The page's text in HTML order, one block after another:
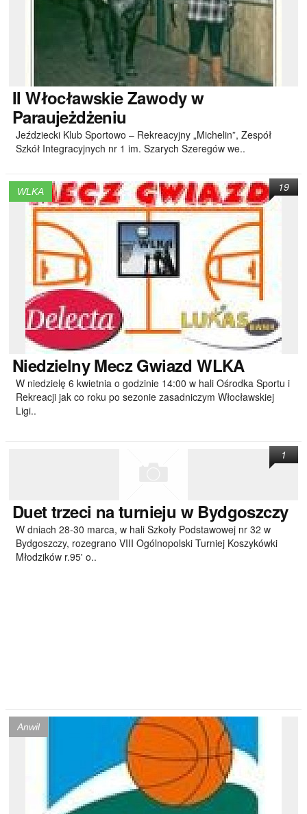
II Włocławskie Zawody w
Paraujeżdżeniu
Jeździecki Klub Sportowo – Rekreacyjny „Michelin”, Zespół
Szkół Integracyjnych nr 1 im. Szarych Szeregów we..
WLKA
NiedzielnyMecz Gwiazd WLKA
W niedzielę 6 kwietnia o godzinie 14:00 w hali Ośrodka Sportu i
Rekreacji jak co roku po sezonie zasadniczym Włocławskiej
Ligi..
19
Duettrzeci na turnieju w Bydgoszczy
W dniach 28-30 marca, w hali Szkoły Podstawowej nr 32 w
Bydgoszczy, rozegrano VIII Ogólnopolski Turniej Koszykówki
Młodzików r.95' o..
1
Anwil